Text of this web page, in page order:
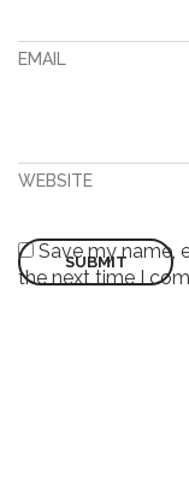
EMAIL
WEBSITE
Save my name,
the next time I